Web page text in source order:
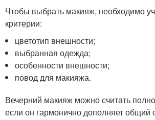
Чтобы выбрать макияж, необходимо
критерии:
цветотип внешности;
выбранная одежда;
особенности внешности;
повод для макияжа.
Вечерний макияж можно считать
если он гармонично дополняет общий